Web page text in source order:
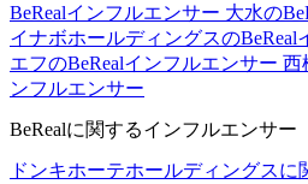
BeRealインフルエンサー 大水の
イナボホールディングスのBeReal
エフのBeRealインフルエンサー 西
ンフルエンサー
BeRealに関するインフルエンサー
ドンキホーテホールディングスに